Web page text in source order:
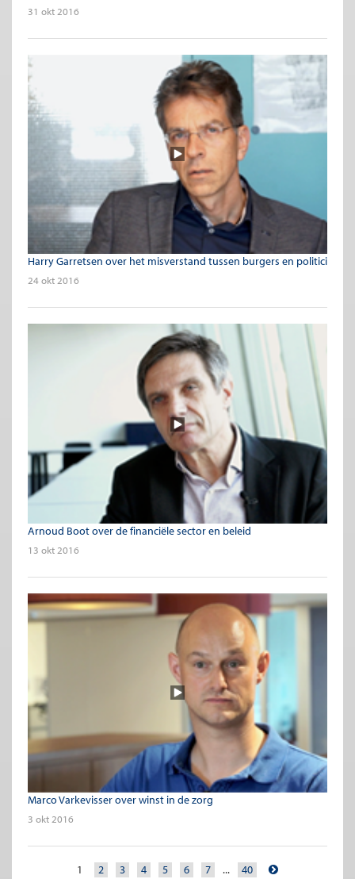
31 okt 2016
Harry Garretsen over het misverstand tussen burgers en politici
24 okt 2016
Arnoud Boot over de financiële sector en beleid
13 okt 2016
Marco Varkevisser over winst in de zorg
3 okt 2016
1 2 3 4 5 6 7 ... 40